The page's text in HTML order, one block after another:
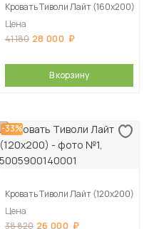
Кровать Тиволи Лайт (160х200)
Цена
41 180 28 000
В корзину
-33%
Кровать Тиволи Лайт (120х200)
Цена
38 820 26 000